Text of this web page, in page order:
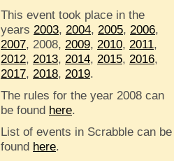
This event took place in the
years 2003, 2004, 2005, 2006,
2007, 2008, 2009, 2010, 2011,
2012, 2013, 2014, 2015, 2016,
2017, 2018, 2019.
The rules for the year 2008 can
be found here.
List of events in Scrabble can be
found here.